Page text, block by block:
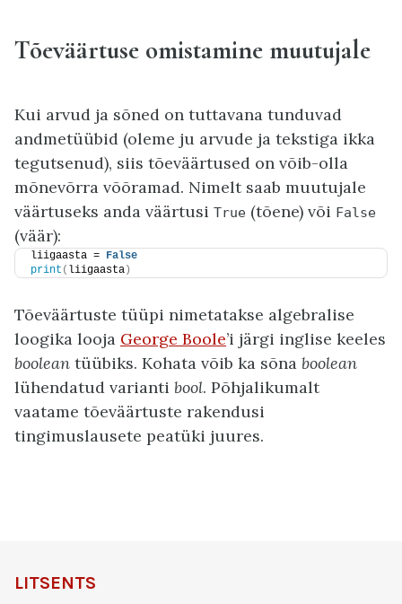
Tõeväärtuse omistamine muutujale
Kui arvud ja sõned on tuttavana tunduvad
andmetüübid (oleme ju arvude ja tekstiga ikka
tegutsenud), siis tõeväärtused on võib-olla
mõnevõrra võõramad. Nimelt saab muutujale
väärtuseks anda väärtusi True (tõene) või False
(väär):
liigaasta = False
print ( liigaasta )
Tõeväärtuste tüüpi nimetatakse algebralise
loogika looja George Boole’i järgi inglise keeles
boolean tüübiks. Kohata võib ka sõna boolean
lühendatud varianti bool. Põhjalikumalt
vaatame tõeväärtuste rakendusi
tingimuslausete peatüki juures.
LITSENTS